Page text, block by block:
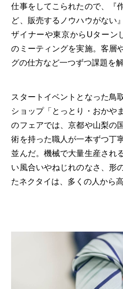
仕事をしてこられたので、『
ど、販売するノウハウがない
ザイナーや東京からUターン
のミーティングを実施。客層
グの仕方など一つずつ課題を
スタートイベントとなった鳥
ショップ「とっとり・おかや
のフェアでは、京都や山梨の
術を持った職人が一本ずつ丁
並んだ。機械で大量生産され
い風合いやねじれのなさ、形
たネクタイは、多くの人から